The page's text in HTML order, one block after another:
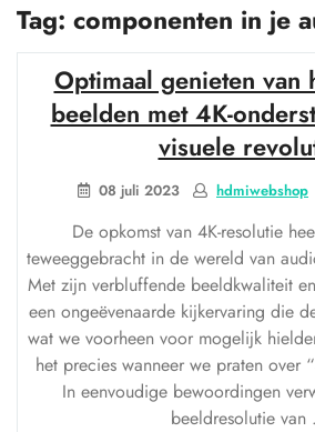
Tag: componenten in je
Optimaal genieten van
beelden met 4K-
visuele
08 juli 2023 hdmiwebshop
De opkomst van 4K-resolutie
teweeggebracht in de wereld van
Met zijn verbluffende beeldkwaliteit
een ongeëvenaarde kijkervaring die
wat we voorheen voor mogelijk
het precies wanneer we praten over
In eenvoudige bewoordingen
beeldresolutie